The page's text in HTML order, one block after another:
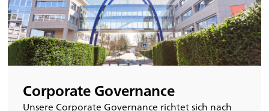
Corporate Governance
Unsere Corporate Governance richtet sich nach